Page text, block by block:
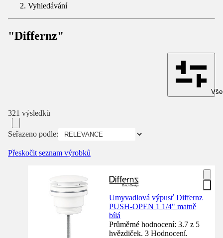
Vyhledávání
"Differnz"
321 výsledků
Seřazeno podle:
Přeskočit seznam výrobků
Umyvadlová výpusť Differnz
PUSH-OPEN 1 1/4" matně
bílá
Průměrné hodnocení: 3.7 z 5
hvězdiček. 3 Hodnocení.